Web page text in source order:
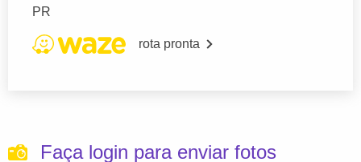
PR
rota pronta
Faça login para enviar fotos